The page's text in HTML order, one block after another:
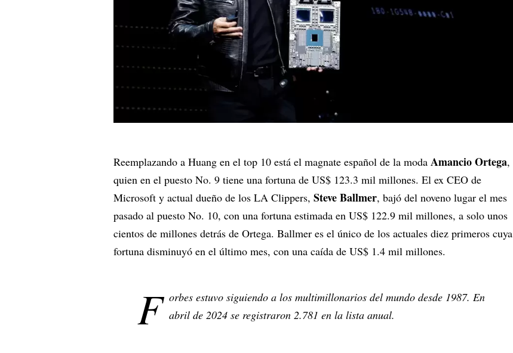
Reemplazando a Huang en el top 10 está el magnate español de la moda Amancio Ortega,
quien en el puesto No. 9 tiene una fortuna de US$ 123.3 mil millones. El ex CEO de
Microsoft y actual dueño de los LA Clippers, Steve Ballmer, bajó del noveno lugar el mes
pasado al puesto No. 10, con una fortuna estimada en US$ 122.9 mil millones, a solo unos
cientos de millones detrás de Ortega. Ballmer es el único de los actuales diez primeros cuya
fortuna disminuyó en el último mes, con una caída de US$ 1.4 mil millones.
F orbes estuvo siguiendo a los multimillonarios del mundo desde 1987. En
abril de 2024 se registraron 2.781 en la lista anual.